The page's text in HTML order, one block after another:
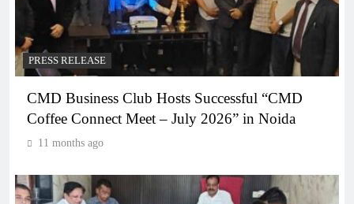
PRESS RELEASE
CMD Business Club Hosts Successful “CMD
Coffee Connect Meet – July 2026” in Noida
11 months ago